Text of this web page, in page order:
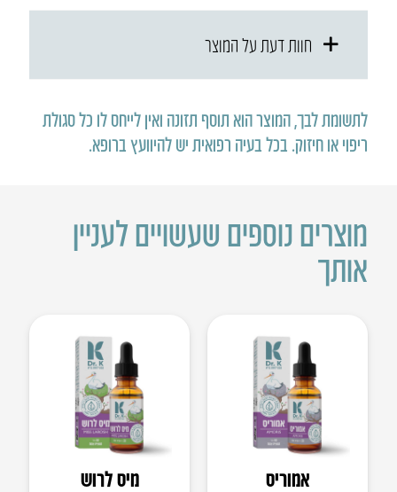
חוות דעת על המוצר
לתשומת לבך, המוצר הוא תוסף תזונה ואין לייחס לו כל סגולת
ריפוי או חיזוק. בכל בעיה רפואית יש להיוועץ ברופא.
מוצרים נוספים שעשויים לעניין
אותך
אמוריס מיס לרוש